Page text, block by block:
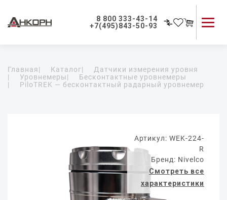
8 800 333-43-14
+7(495)843-50-93
Применение приборов
Как мы работаем
Главная| Каталог|
Датчики измерения уровня
|
Уровнемеры|
Бесконтактные уровнемеры
|
PiloTREK — бесконтактный радарный уровнемер
Артикул: WEK-224-
R
Бренд: Nivelco
Смотреть все
характеристики